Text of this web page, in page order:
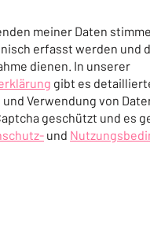
meiner Daten
erfasst werden und
dienen. In unserer
neuen Tab oder
gibt es
und Verwendung von
geschützt und es
und